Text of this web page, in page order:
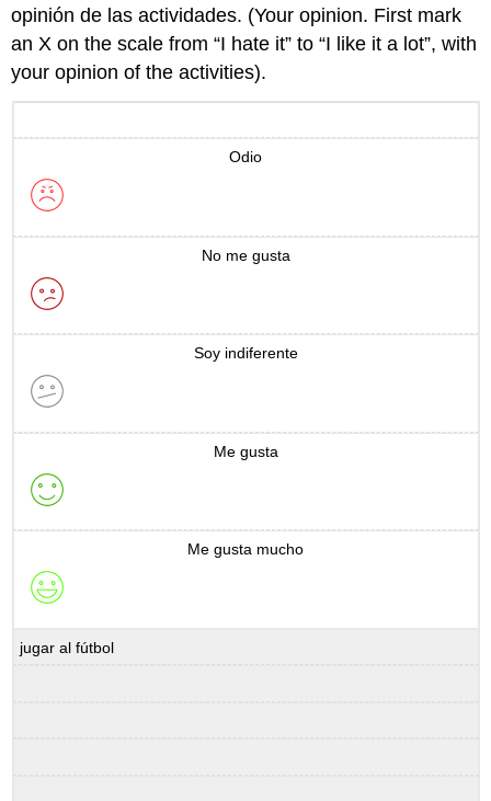
opinión de las actividades. (Your opinion. First mark
an X on the scale from “I hate it” to “I like it a lot”, with
your opinion of the activities).
Odio
No me gusta
Soy indiferente
Me gusta
Me gusta mucho
jugar al fútbol